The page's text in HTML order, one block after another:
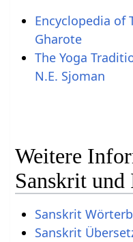
Encyclopedia of
Gharote
The Yoga
N.E. Sjoman
Weitere
Sanskrit und
Sanskrit
Sanskrit